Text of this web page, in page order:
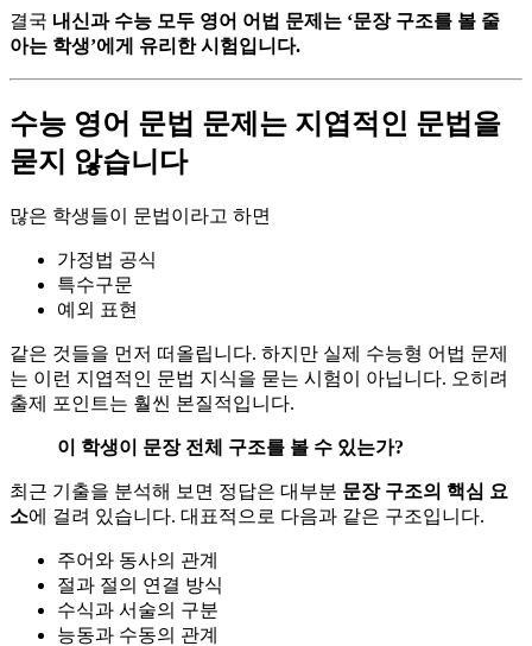
결국 내신과 수능 모두 영어 어법 문제는 ‘문장 구조를 볼 줄
아는 학생’에게 유리한 시험입니다.
수능 영어 문법 문제는 지엽적인 문법을
묻지 않습니다
많은 학생들이 문법이라고 하면
가정법 공식
특수구문
예외 표현
같은 것들을 먼저 떠올립니다. 하지만 실제 수능형 어법 문제
는 이런 지엽적인 문법 지식을 묻는 시험이 아닙니다. 오히려
출제 포인트는 훨씬 본질적입니다.
이 학생이 문장 전체 구조를 볼 수 있는가?
최근 기출을 분석해 보면 정답은 대부분 문장 구조의 핵심 요
소에 걸려 있습니다. 대표적으로 다음과 같은 구조입니다.
주어와 동사의 관계
절과 절의 연결 방식
수식과 서술의 구분
능동과 수동의 관계